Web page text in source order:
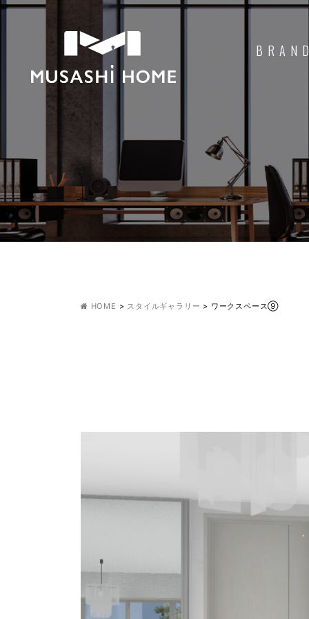
HOME > スタイルギャラリー > ワークスペース⑨